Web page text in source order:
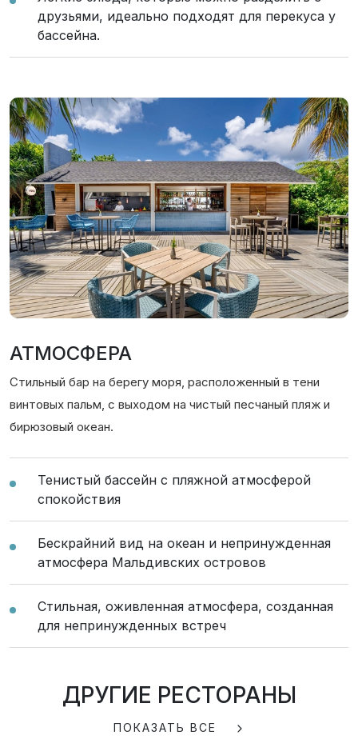
друзьями, идеально подходят для перекуса у
бассейна.
АТМОСФЕРА
Стильный бар на берегу моря, расположенный в тени
винтовых пальм, с выходом на чистый песчаный пляж и
бирюзовый океан.
Тенистый бассейн с пляжной атмосферой
спокойствия
Бескрайний вид на океан и непринужденная
атмосфера Мальдивских островов
Стильная, оживленная атмосфера, созданная
для непринужденных встреч
ДРУГИЕ РЕСТОРАНЫ
ПОКАЗАТЬ ВСЕ